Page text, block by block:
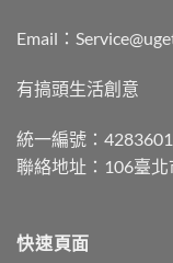
Email：
有搞頭生活創意
統一編號：
聯絡地址：106臺
快速頁面